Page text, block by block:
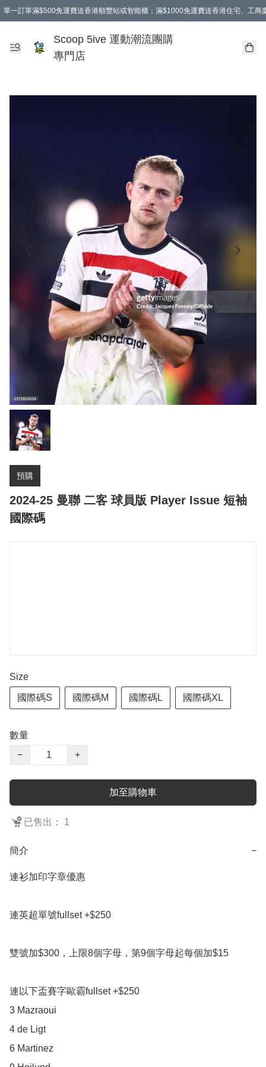
單一訂單滿$500免運費送香港順豐站或智能櫃；滿$1000免運費送香港住宅、工商
Scoop 5ive 運動潮流團購
專門店
預購
2024-25 曼聯 二客 球員版 Player Issue 短袖
國際碼
Size
國際碼S 國際碼M 國際碼L 國際碼XL
數量
−
+
加至購物車
已售出： 1
簡介 −
連衫加印字章優惠
連英超單號fullset +$250
雙號加$300，上限8個字母，第9個字母起每個加$15
連以下盃賽字歐霸fullset +$250
3 Mazraoui
4 de Ligt
6 Martinez